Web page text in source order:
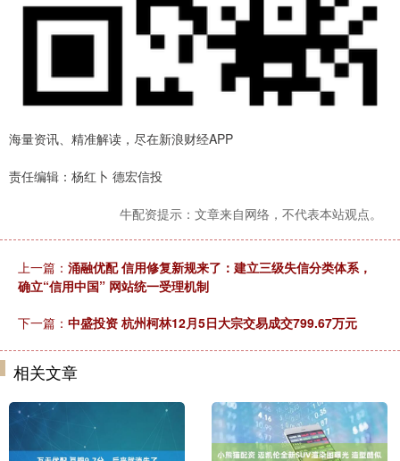
海量资讯、精准解读，尽在新浪财经APP
责任编辑：杨红卜 德宏信投
牛配资提示：文章来自网络，不代表本站观点。
上一篇： 涌融优配 信用修复新规来了：建立三级失信分类体系，
确立“信用中国” 网站统一受理机制
下一篇： 中盛投资 杭州柯林12月5日大宗交易成交799.67万元
相关文章